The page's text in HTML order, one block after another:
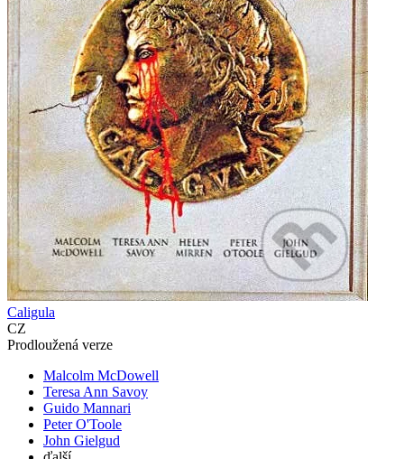
Caligula
CZ
Prodloužená verze
Malcolm McDowell
Teresa Ann Savoy
Guido Mannari
Peter O'Toole
John Gielgud